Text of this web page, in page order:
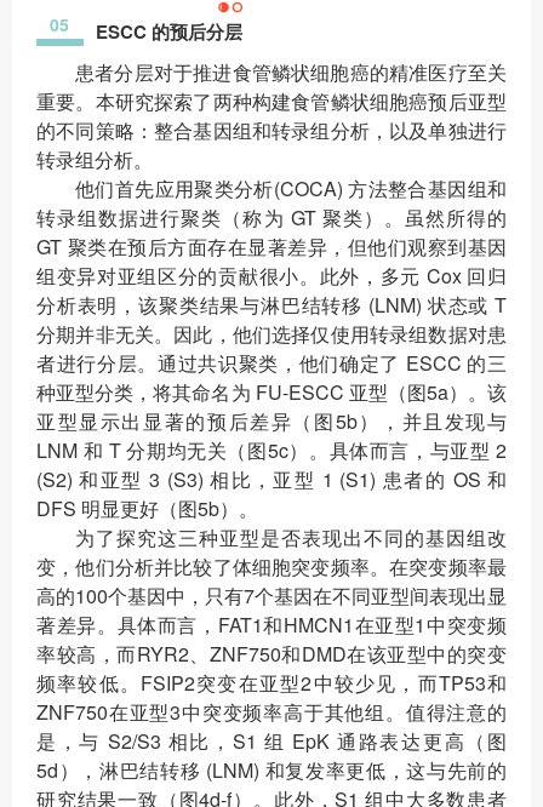
05 ESCC 的预后分层
患者分层对于推进食管鳞状细胞癌的精准医疗至关
重要。本研究探索了两种构建食管鳞状细胞癌预后亚型
的不同策略：整合基因组和转录组分析，以及单独进行
转录组分析。
他们首先应用聚类分析(COCA) 方法整合基因组和
转录组数据进行聚类（称为 GT 聚类）。虽然所得的
GT 聚类在预后方面存在显著差异，但他们观察到基因
组变异对亚组区分的贡献很小。此外，多元 Cox 回归
分析表明，该聚类结果与淋巴结转移 (LNM) 状态或 T
分期并非无关。因此，他们选择仅使用转录组数据对患
者进行分层。通过共识聚类，他们确定了 ESCC 的三
种亚型分类，将其命名为 FU-ESCC 亚型（图5a）。该
亚型显示出显著的预后差异（图5b），并且发现与
LNM 和 T 分期均无关（图5c）。具体而言，与亚型 2
(S2) 和亚型 3 (S3) 相比，亚型 1 (S1) 患者的 OS 和
DFS 明显更好（图5b）。
为了探究这三种亚型是否表现出不同的基因组改
变，他们分析并比较了体细胞突变频率。在突变频率最
高的100个基因中，只有7个基因在不同亚型间表现出显
著差异。具体而言，FAT1和HMCN1在亚型1中突变频
率较高，而RYR2、ZNF750和DMD在该亚型中的突变
频率较低。FSIP2突变在亚型2中较少见，而TP53和
ZNF750在亚型3中突变频率高于其他组。值得注意的
是，与 S2/S3 相比，S1 组 EpK 通路表达更高（图
5d），淋巴结转移 (LNM) 和复发率更低，这与先前的
研究结果一致（图4d-f）。此外，S1 组中大多数患者